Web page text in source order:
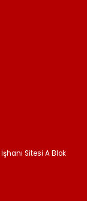
Sitesi A Blok